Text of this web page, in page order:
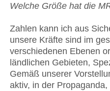
Welche Größe hat die
Zahlen kann ich aus
unsere Kräfte sind im
verschiedenen Ebenen
ländlichen Gebieten,
Gemäß unserer
aktiv, in der